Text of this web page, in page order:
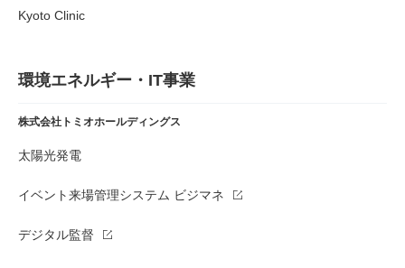
Kyoto Clinic
環境エネルギー・IT事業
株式会社トミオホールディングス
太陽光発電
イベント来場管理システム ビジマネ
デジタル監督